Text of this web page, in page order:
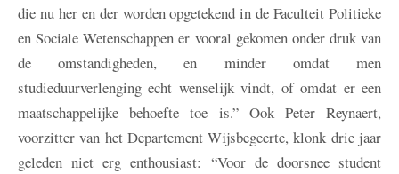
die nu her en der worden opgetekend in de Faculteit Politieke
en Sociale Wetenschappen er vooral gekomen onder druk van
de omstandigheden, en minder omdat men
studieduurverlenging echt wenselijk vindt, of omdat er een
maatschappelijke behoefte toe is.” Ook Peter Reynaert,
voorzitter van het Departement Wijsbegeerte, klonk drie jaar
geleden niet erg enthousiast: “Voor de doorsnee student